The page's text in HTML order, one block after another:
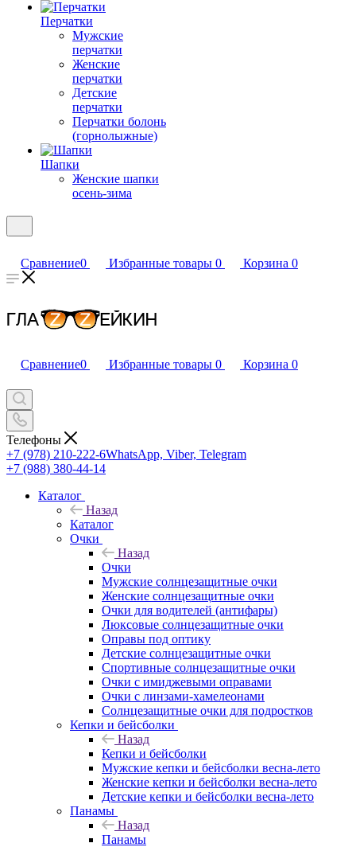
Перчатки
Мужские
перчатки
Женские
перчатки
Детские
перчатки
Перчатки болонь
(горнолыжные)
Шапки
Женские шапки
осень-зима
Сравнение0 Избранные товары 0 Корзина 0
Сравнение0 Избранные товары 0 Корзина 0
Телефоны
+7 (978) 210-222-6WhatsApp, Viber, Telegram
+7 (988) 380-44-14
Каталог
Назад
Каталог
Очки
Назад
Очки
Мужские солнцезащитные очки
Женские солнцезащитные очки
Очки для водителей (антифары)
Люксовые солнцезащитные очки
Оправы под оптику
Детские солнцезащитные очки
Спортивные солнцезащитные очки
Очки с имиджевыми оправами
Очки с линзами-хамелеонами
Солнцезащитные очки для подростков
Кепки и бейсболки
Назад
Кепки и бейсболки
Мужские кепки и бейсболки весна-лето
Женские кепки и бейсболки весна-лето
Детские кепки и бейсболки весна-лето
Панамы
Назад
Панамы